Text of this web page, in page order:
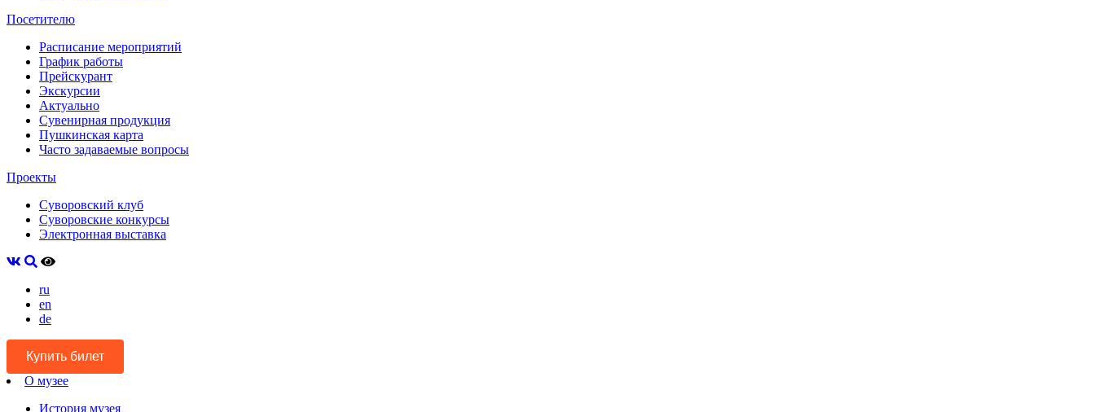
Посетителю
Расписание мероприятий
График работы
Прейскурант
Экскурсии
Актуально
Сувенирная продукция
Пушкинская карта
Часто задаваемые вопросы
Проекты
Суворовский клуб
Суворовские конкурсы
Электронная выставка
ru
en
de
Купить билет
О музее
История музея